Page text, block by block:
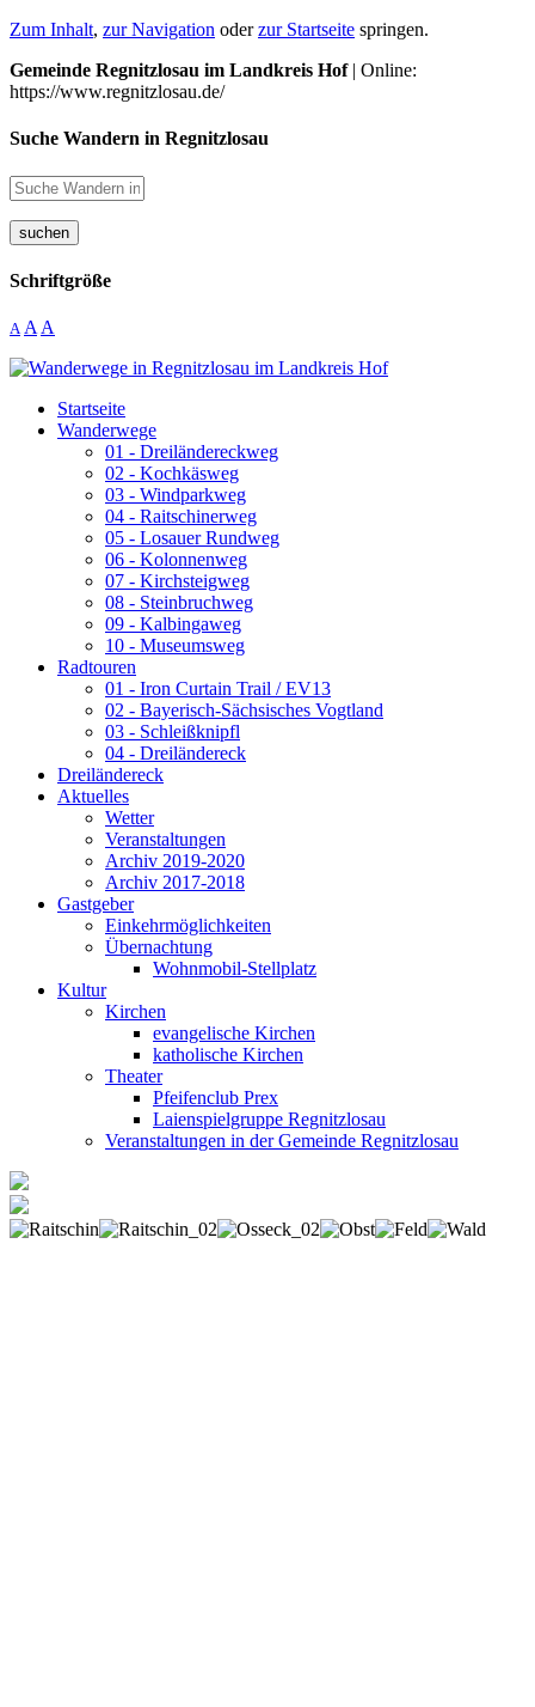
Zum Inhalt, zur Navigation oderzur Startseite springen.
Gemeinde Regnitzlosau im Landkreis Hof| Online:
https://www.regnitzlosau.de/
Suche Wandern in Regnitzlosau
suchen
Schriftgröße
A A A
Startseite
Wanderwege
01 - Dreiländereckweg
02 - Kochkäsweg
03 - Windparkweg
04 - Raitschinerweg
05 - Losauer Rundweg
06 - Kolonnenweg
07 - Kirchsteigweg
08 - Steinbruchweg
09 - Kalbingaweg
10 - Museumsweg
Radtouren
01 - Iron Curtain Trail / EV13
02 - Bayerisch-Sächsisches Vogtland
03 - Schleißknipfl
04 - Dreiländereck
Dreiländereck
Aktuelles
Wetter
Veranstaltungen
Archiv 2019-2020
Archiv 2017-2018
Gastgeber
Einkehrmöglichkeiten
Übernachtung
Wohnmobil-Stellplatz
Kultur
Kirchen
evangelische Kirchen
katholische Kirchen
Theater
Pfeifenclub Prex
Laienspielgruppe Regnitzlosau
Veranstaltungen in der Gemeinde Regnitzlosau